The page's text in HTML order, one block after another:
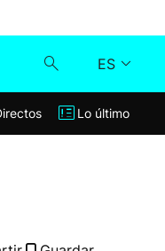
ES
Klisk
Lo último